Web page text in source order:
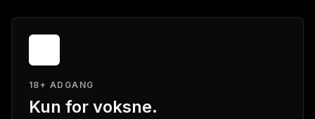
18+ ADGANG
Kun for voksne.